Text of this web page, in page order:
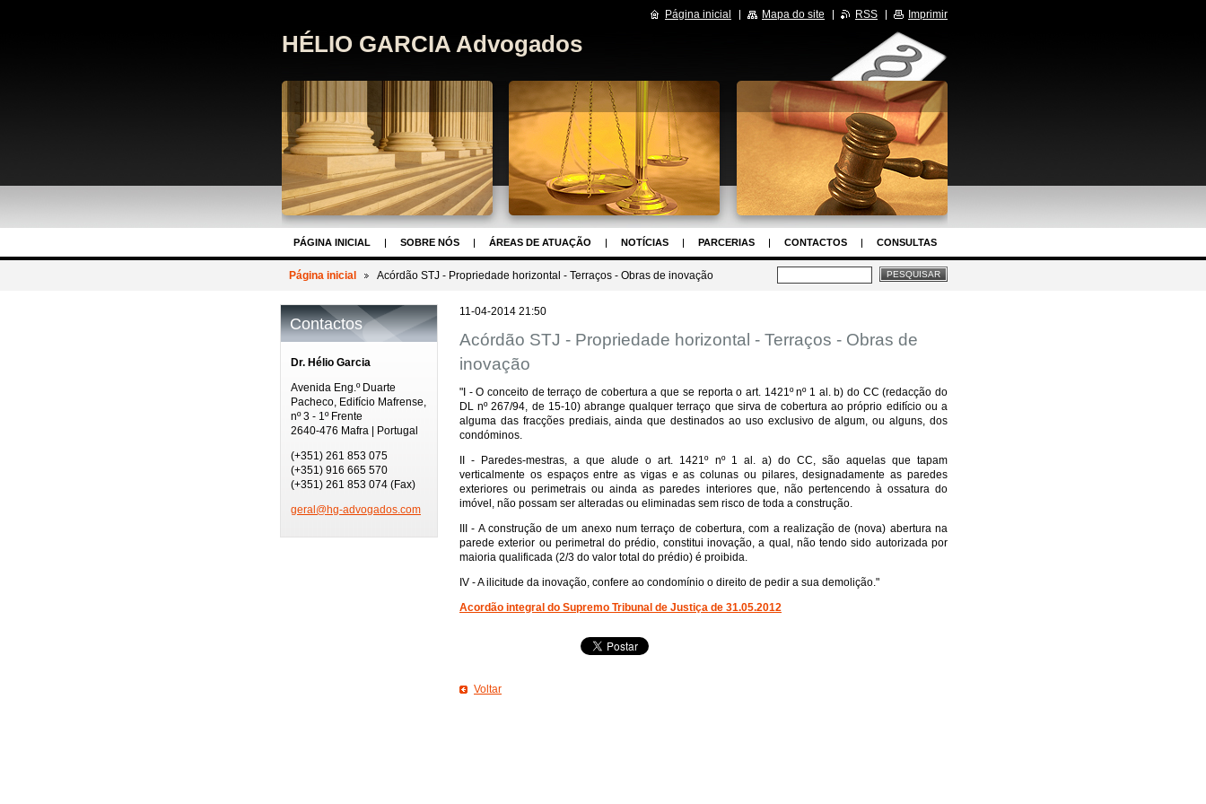
HÉLIO GARCIA Advogados
PÁGINA INICIAL SOBRE NÓS ÁREAS DE ATUAÇÃO NOTÍCIAS PARCERIAS CONTACTOS CONSULTAS
Página inicial Acórdão STJ - Propriedade horizontal - Terraços - Obras de inovação
11-04-2014 21:50
Acórdão STJ - Propriedade horizontal - Terraços - Obras de
inovação
"I - O conceito de terraço de cobertura a que se reporta o art. 1421º nº 1 al. b) do CC (redacção do
DL nº 267/94, de 15-10) abrange qualquer terraço que sirva de cobertura ao próprio edifício ou a
alguma das fracções prediais, ainda que destinados ao uso exclusivo de algum, ou alguns, dos
condóminos.
II - Paredes-mestras, a que alude o art. 1421º nº 1 al. a) do CC, são aquelas que tapam
verticalmente os espaços entre as vigas e as colunas ou pilares, designadamente as paredes
exteriores ou perimetrais ou ainda as paredes interiores que, não pertencendo à ossatura do
imóvel, não possam ser alteradas ou eliminadas sem risco de toda a construção.
III - A construção de um anexo num terraço de cobertura, com a realização de (nova) abertura na
parede exterior ou perimetral do prédio, constitui inovação, a qual, não tendo sido autorizada por
maioria qualificada (2/3 do valor total do prédio) é proibida.
IV - A ilicitude da inovação, confere ao condomínio o direito de pedir a sua demolição."
Acordão integral do Supremo Tribunal de Justiça de 31.05.2012
Voltar
Contactos
Dr. Hélio Garcia
Avenida Eng.º Duarte
Pacheco, Edifício Mafrense,
nº 3 - 1º Frente
2640-476 Mafra | Portugal
(+351) 261 853 075
(+351) 916 665 570
(+351) 261 853 074 (Fax)
geral@hg-advogados.com
Página inicial Mapa do site RSS Imprimir